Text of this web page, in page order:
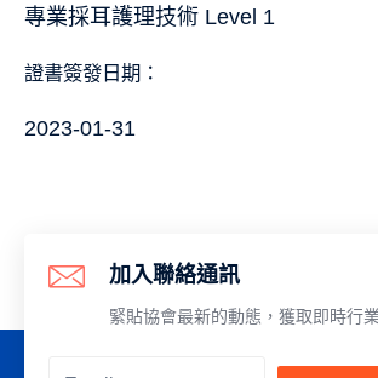
專業採耳護理技術 Level 1
證書簽發日期：
2023-01-31
加入聯絡通訊
緊貼協會最新的動態，獲取即時行